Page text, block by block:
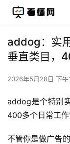
addog：实
垂直类目，
2026年5月28日 下午
addog是个特别
400多个日常工作
不管你是做广告